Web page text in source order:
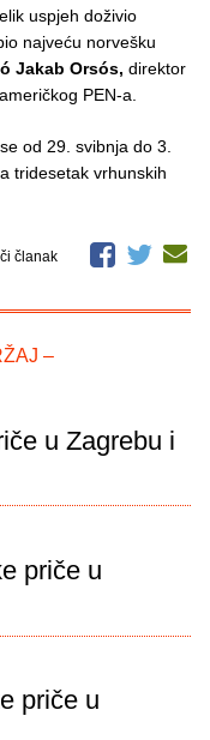
uspjeh doživio
najveću norvešku
Jakab Orsós, direktor
PEN-a.
od 29. svibnja do 3.
tridesetak vrhunskih
članak
–
u Zagrebu i
priče u
priče u